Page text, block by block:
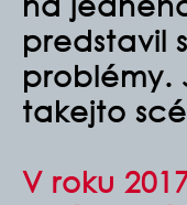
predstavil
problémy.
takejto
V roku